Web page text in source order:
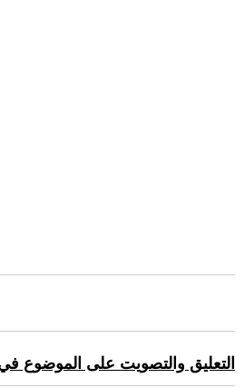
التعليق والتصويت على الموضوع